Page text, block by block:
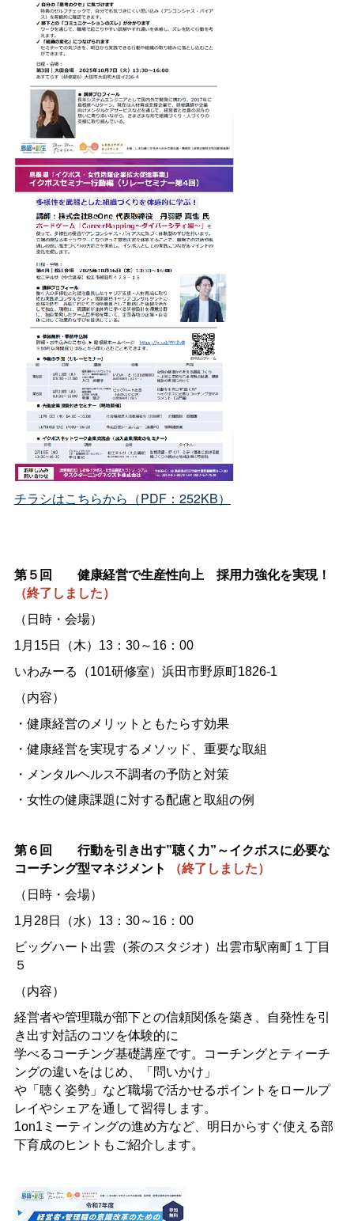
チラシはこちらから（PDF：252KB）
第５回 健康経営で生産性向 上 採用力強化を実現！
（終了しました）
（日時・会場）
1月15日（木）13：30～16：00
いわみーる（101研修室）浜田市野原町1826-1
（内容）
・健康経営のメリットともたらす効果
・健康経営を実現するメソッド、重要な取組
・メンタルヘルス不調者の予防と対策
・女性の健康課題に対する配慮と取組の例
第６回
行動を引き出す”聴く力”～イクボスに必要な
コーチング型マネジメント
（終了しました）
（日時・会場）
1月28日（水）13：30～16：00
ビッグハート出雲（茶のスタジオ）出雲市駅南町１丁目
５
（内容）
経営者や管理職が部下との信頼関係を築き、自発性を引
き出す対話のコツを体験的に
学べるコーチング基礎講座です。コーチングとティーチ
ングの違いをはじめ、「問いかけ」
や「聴く姿勢」など職場で活かせるポイントをロールプ
レイやシェアを通して習得します。
1on1ミーティングの進め方など、明日からすぐ使える部
下育成のヒントもご紹介します。